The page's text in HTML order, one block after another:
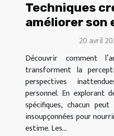
Techniques
améliorer son
à travers l'art
méditation
20 avril
Découvrir comment
transforment la
perspectives
personnel. En explorant
spécifiques, chacun
insoupçonnées pour
estime. Les...